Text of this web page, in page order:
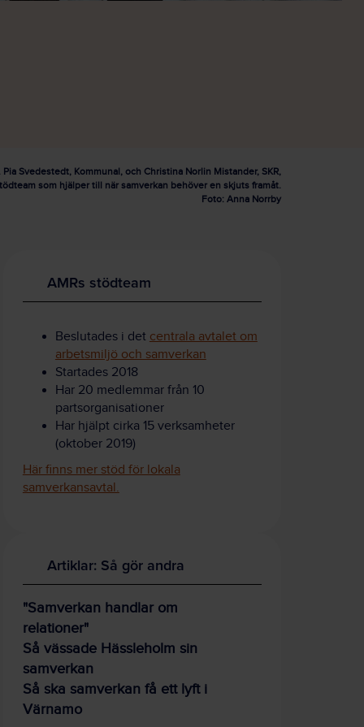
Svedestedt, Kommunal, och Christina Norlin Mistander, SKR,
som hjälper till när samverkan behöver en skjuts framåt.
Foto: Anna Norrby
AMRs stödteam
Beslutades i det centrala avtalet om
arbetsmiljö och samverkan
Startades 2018
Har 20 medlemmar från 10
partsorganisationer
Har hjälpt cirka 15 verksamheter
(oktober 2019)
Här finns mer stöd för lokala
samverkansavtal.
Artiklar: Så gör andra
"Samverkan handlar om
relationer"
Så vässade Hässleholm sin
samverkan
Så ska samverkan få ett lyft i
Värnamo